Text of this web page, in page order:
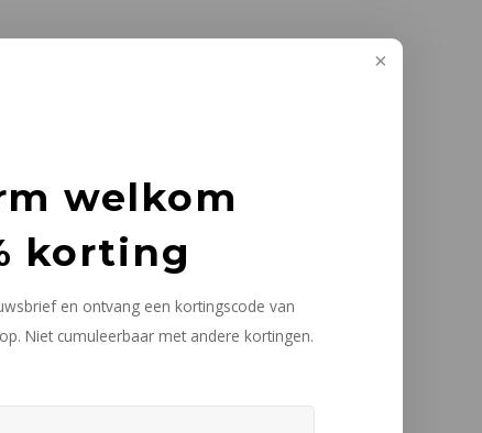
welkom
korting
en ontvang een kortingscode van
Niet cumuleerbaar met andere kortingen.